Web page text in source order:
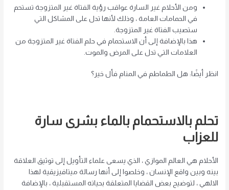
ومن الأحلام غير السارة عواقب رؤية الفتاة غير المتزوجة تستحم
في الحمامات العامة ، وذلك لأنها تدل على المشاكل التي
ستصيب الفتاة غير المتزوجة.
هذا بالإضافة إلى أن الاستحمام في حلم الفتاة غير المتزوجة من
العلامات التي تدل على المرض والموت.
انظر أيضًا: هل الطماطم في المنام فأل خير؟
تحلم بالاستحمام بالماء بشرى سارة
للعزاب
الأحلام هي العالم الموازي ، الذي يسعى علماء التأويل إلى توثيق العلاقة
بينه وبين واقع الإنسان ، وخلصوا إلى أنها رسالة ميتافيزيقية لهذا
الالهي ، لتوضيح بعض القضايا المتعلقة بحياته المستقبلية ، بالإضافة